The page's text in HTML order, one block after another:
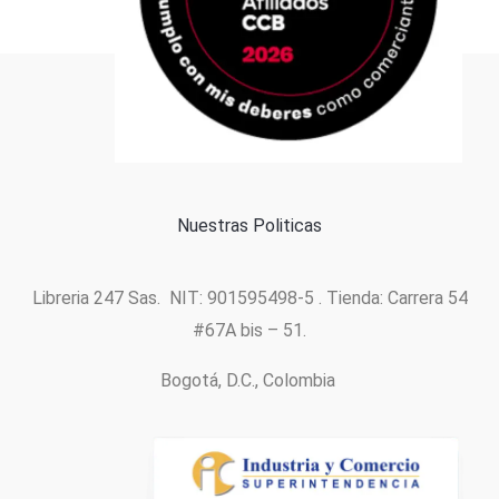
Formas de pago
Nuestras Politicas
Libreria 247 Sas. NIT: 901595498-5 . Tienda: Carrera 54
#67A bis – 51.
Bogotá, D.C., Colombia